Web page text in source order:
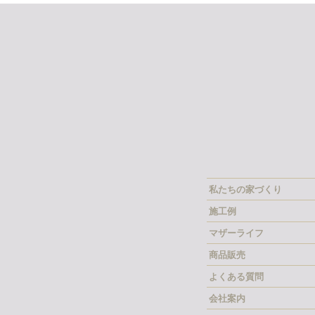
私たちの家づくり
施工例
マザーライフ
商品販売
よくある質問
会社案内